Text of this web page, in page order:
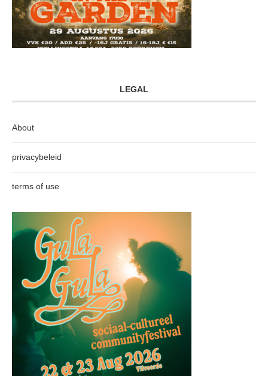
LEGAL
About
privacybeleid
terms of use